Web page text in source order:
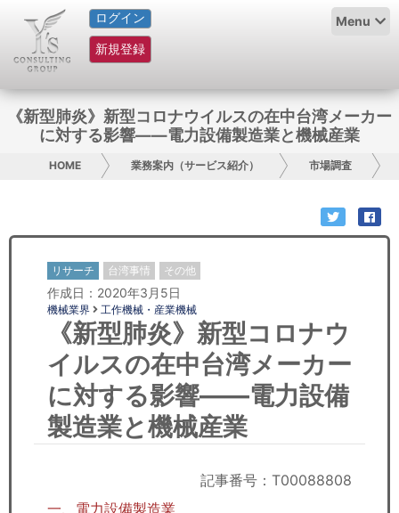
ログイン
新規登録
Menu
HOME
サービス紹介
コラム
グループ概要
お問い合わせ
日本人にPR
コンサルティング
リサーチ
セミナー
経済ニュース
《新型肺炎》新型コロナウイルスの在中台湾メーカー
に対する影響——電力設備製造業と機械産業
HOME 業務案内（サービス紹介） 市場調査
リサーチ 台湾事情 その他
作成日：2020年3月5日
機械業界 工作機械・産業機械
《新型肺炎》新型コロナウ
イルスの在中台湾メーカー
に対する影響——電力設備
製造業と機械産業
記事番号：T00088808
一、電力設備製造業